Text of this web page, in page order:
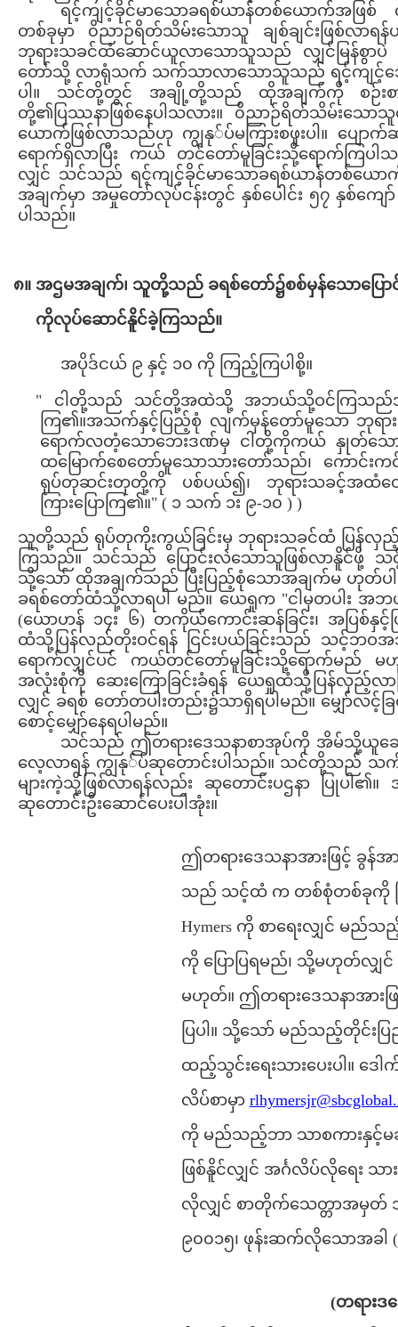
ရင့်ကျင့်ခိုင်မာသောခရစ်ယာန်တစ်ယောက်အဖြစ်
တစ်ခုမှာ ၀ိညာဉ်ရိတ်သိမ်းသောသူ ချစ်ချင်းဖြစ်လာရ
ဘုရားသခင်ထံဆောင်ယူလာသောသူသည် လျှင်မြန်စွာပဲ
တော်သို့ လာရုံသက် သက်သာလာသောသူသည် ရင့်ကျင့်သ
ပါ။ သင်တို့တွင် အချို့တို့သည် ထိုအချက်ကို စဉ်းစ
တို့၏ပြဿနာဖြစ်နေပါသလား။ ၀ိညာဉ်ရိတ်သိမ်းသေ
ယောက်ဖြစ်လာသည်ဟု ကျွနု်ပ်မကြားစဖူးပါ။ ပျ
ရောက်ရှိလာပြီး ကယ် တင်တော်မူခြင်းသို့ရောက်ကြ
လျှင် သင်သည် ရင့်ကျင့်ခိုင်မာသောခရစ်ယာန်တစ်ယ
အချက်မှာ အမှုတော်လုပ်ငန်းတွင် နှစ်ပေါင်း ၅၇ နှစ်ကျ
ပါသည်။
၈။ အဌမအချက်၊ သူတို့သည် ခရစ်တော်၌စစ်မှန်သောပြေ
ကိုလုပ်ဆောင်နိူင်ခဲ့ကြသည်။
အပိုဒ်ငယ် ၉ နှင့် ၁၀ ကို ကြည့်ကြပါစို့။
" ငါတို့သည် သင်တို့အထဲသို့ အဘယ်သို့ဝင်ကြသည်အက
ကြ၏။အသက်နှင့်ပြည့်စုံ လျက်မှန်တော်မူသော ဘုရာ
ရောက်လတံ့သောဘေးဒဏ်မှ ငါတို့ကိုကယ် နှုတ်သော
ထမြောက်စေတော်မူသောသားတော်သည်၊ ကောင်း
ရုပ်တုဆင်းတုတို့ကို ပစ်ပယ်၍၊ ဘုရားသခင့်အထံတ
ကြားပြောကြ၏။" ( ၁ သက် ၁း ၉-၁၀ ) )
သူတို့သည် ရုပ်တုကိုးကွယ်ခြင်းမှ ဘုရားသခင်ထံ ပြန်လှည့်
ကြသည်။ သင်သည် ပြောင်းလဲသောသူဖြစ်လာနိူင်ဖို့ သ
သို့သော် ထိုအချက်သည် ပြီးပြည့်စုံသောအချက်မ ဟုတ်ပါ
ခရစ်တော်ထံသို့လာရပါ မည်။ ယေရှုက "ငါမှတပါး
(ယောဟန် ၁၄း ၆) တကိုယ်ကောင်းဆန်ခြင်း၊ အပြစ်
ထံသို့ပြန်လည်တိုးဝင်ရန် ငြင်းပယ်ခြင်းသည် သင့်ဘ
ရောက်လျှင်ပင် ကယ်တင်တော်မူခြင်းသို့ရောက်မည်
အလုံးစုံကို ဆေးကြောခြင်းခံရန် ယေရှုထံသို့ပြန်လှည့်လ
လျှင် ခရစ် တော်တပါးတည်း၌သာရှိရပါမည်။ မျှော်လင့်ခြ
စောင့်မျှော်နေရပါမည်။
သင်သည် ဤတရားဒေသနာစာအုပ်ကို အိမ်သို့ယူဆော
လေ့လာရန် ကျွနု်ပ်ဆုတောင်းပါသည်။ သင်တို့သည် သ
များကဲ့သို့ဖြစ်လာရန်လည်း ဆုတောင်းပဌနာ ပြုပါ၏။
ဆုတောင်းဦးဆောင်ပေးပါအုံး။
ဤတရားဒေသနာအားဖြင့် ခွန်အာ
သည် သင့်ထံ က တစ်စုံတစ်ခုကို က
Hymers ကို စာရေးလျှင် မည်
ကို ပြောပြရမည်၊ သို့မဟုတ်လျှင်
မဟုတ်။ ဤတရားဒေသနာအားဖြင့်
ပြပါ။ သို့သော် မည်သည့်တိုင်း
ထည့်သွင်းရေးသားပေးပါ။ ဒေ
လိပ်စာမှာ
ကို မည်သည့်ဘာ သာစကားနှင့်မ
ဖြစ်နိူင်လျှင် အင်္ဂလိပ်လိုရေး သာ
လိုလျှင် စာတိုက်သေတ္တာအမှတ် ၁
၉၀၀၁၅၊ ဖုန်းဆက်လိုသောအခါ (
(တရားဒ